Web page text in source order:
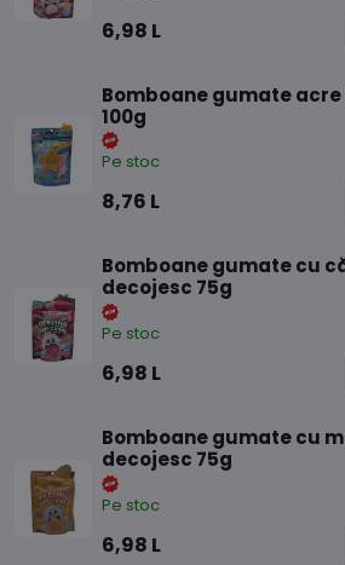
6,98 L
Bomboane gumate
100g
Pe stoc
8,76 L
Bomboane gumate cu
decojesc 75g
Pe stoc
6,98 L
Bomboane gumate cu
decojesc 75g
Pe stoc
6,98 L